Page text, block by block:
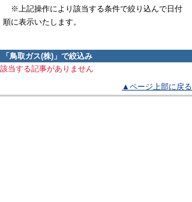
※上記操作により該当する条件で絞り込んで日付
順に表示いたします。
「 鳥取ガス(株) 」で絞込み
該当する記事がありません
▲ページ上部に戻る